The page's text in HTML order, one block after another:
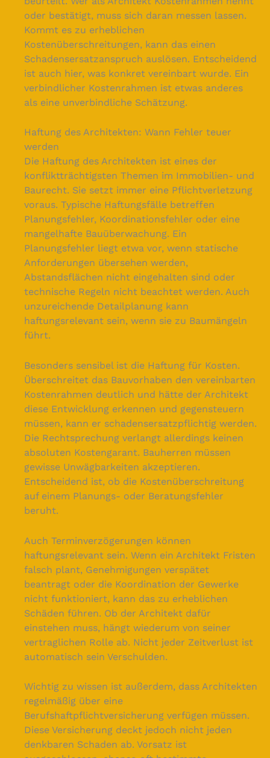
oder bestätigt, muss sich daran messen lassen.
Kommt es zu erheblichen
Kostenüberschreitungen, kann das einen
Schadensersatzanspruch auslösen. Entscheidend
ist auch hier, was konkret vereinbart wurde. Ein
verbindlicher Kostenrahmen ist etwas anderes
als eine unverbindliche Schätzung.
Haftung des Architekten: Wann Fehler teuer
werden
Die Haftung des Architekten ist eines der
konfliktträchtigsten Themen im Immobilien- und
Baurecht. Sie setzt immer eine Pflichtverletzung
voraus. Typische Haftungsfälle betreffen
Planungsfehler, Koordinationsfehler oder eine
mangelhafte Bauüberwachung. Ein
Planungsfehler liegt etwa vor, wenn statische
Anforderungen übersehen werden,
Abstandsflächen nicht eingehalten sind oder
technische Regeln nicht beachtet werden. Auch
unzureichende Detailplanung kann
haftungsrelevant sein, wenn sie zu Baumängeln
führt.
Besonders sensibel ist die Haftung für Kosten.
Überschreitet das Bauvorhaben den vereinbarten
Kostenrahmen deutlich und hätte der Architekt
diese Entwicklung erkennen und gegensteuern
müssen, kann er schadensersatzpflichtig werden.
Die Rechtsprechung verlangt allerdings keinen
absoluten Kostengarant. Bauherren müssen
gewisse Unwägbarkeiten akzeptieren.
Entscheidend ist, ob die Kostenüberschreitung
auf einem Planungs- oder Beratungsfehler
beruht.
Auch Terminverzögerungen können
haftungsrelevant sein. Wenn ein Architekt Fristen
falsch plant, Genehmigungen verspätet
beantragt oder die Koordination der Gewerke
nicht funktioniert, kann das zu erheblichen
Schäden führen. Ob der Architekt dafür
einstehen muss, hängt wiederum von seiner
vertraglichen Rolle ab. Nicht jeder Zeitverlust ist
automatisch sein Verschulden.
Wichtig zu wissen ist außerdem, dass Architekten
regelmäßig über eine
Berufshaftpflichtversicherung verfügen müssen.
Diese Versicherung deckt jedoch nicht jeden
denkbaren Schaden ab. Vorsatz ist